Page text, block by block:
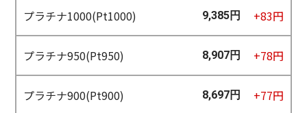
プラチナ1000(Pt1000) 9,385円 +83円
プラチナ950(Pt950) 8,907円 +78円
プラチナ900(Pt900) 8,697円 +77円